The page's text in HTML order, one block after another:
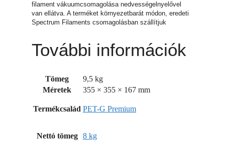
filament vákuumcsomagolása nedvességelnyelővel
van ellátva. A terméket környezetbarát módon, eredeti
Spectrum Filaments csomagolásban szállítjuk
További információk
Tömeg
9,5 kg
Méretek
355 × 355 × 167 mm
Termékcsalád PET-G Premium
Nettó tömeg 8 kg